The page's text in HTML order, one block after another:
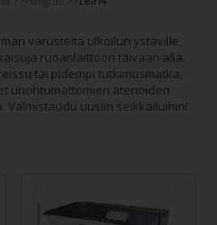
varusteita ulkoilun ystäville,
ruoanlaittoon taivaan alla.
tai pidempi tutkimusmatka,
unohtumattomien aterioiden
Valmistaudu uusiin seikkailuihin!